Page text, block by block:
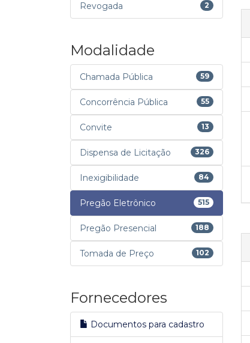
Revogada 2
Modalidade
Chamada Pública 59
Concorrência Pública 55
Convite 13
Dispensa de Licitação 326
Inexigibilidade 84
Pregão Eletrônico 515
Pregão Presencial 188
Tomada de Preço 102
Fornecedores
Documentos para cadastro